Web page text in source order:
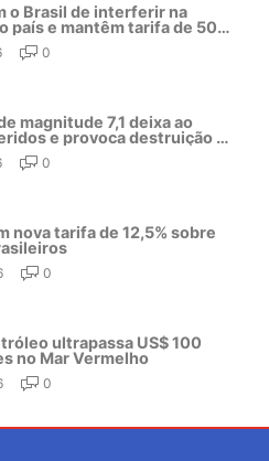
o Brasil de interferir na
país e mantêm tarifa de 50%
ano
0
magnitude 7,1 deixa ao
e provoca destruição no
0
nova tarifa de 12,5% sobre
0
ultrapassa US$ 100
no Mar Vermelho
0